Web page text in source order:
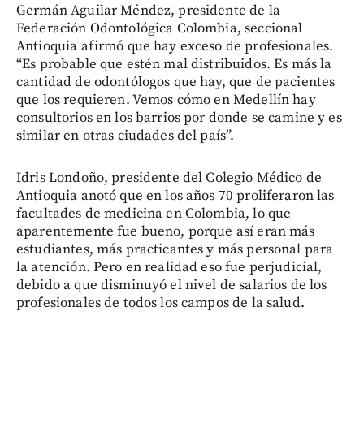
Germán Aguilar Méndez, presidente de la
Federación Odontológica Colombia, seccional
Antioquia afirmó que hay exceso de profesionales.
“Es probable que estén mal distribuidos. Es más la
cantidad de odontólogos que hay, que de pacientes
que los requieren. Vemos cómo en Medellín hay
consultorios en los barrios por donde se camine y es
similar en otras ciudades del país”.
Idris Londoño, presidente del Colegio Médico de
Antioquia anotó que en los años 70 proliferaron las
facultades de medicina en Colombia, lo que
aparentemente fue bueno, porque así eran más
estudiantes, más practicantes y más personal para
la atención. Pero en realidad eso fue perjudicial,
debido a que disminuyó el nivel de salarios de los
profesionales de todos los campos de la salud.